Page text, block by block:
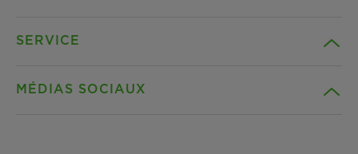
SERVICE
MÉDIAS SOCIAUX